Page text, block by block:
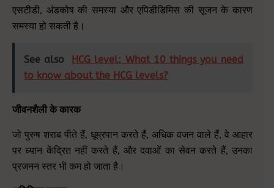
एसटीडी, अंडकोष की समस्या और एपिडीडिमिस की सूजन के कारण
समस्या हो सकती है।
See also
HCG level: What 10 things you need
to know about the HCG levels?
जीवनशैली के कारक
जो पुरुष शराब पीते हैं, धूम्रपान करते हैं, अधिक वजन वाले हैं, वे आहार
पर ध्यान केंद्रित नहीं करते हैं,और दवाओं का सेवन करते हैं,उनका
प्रजनन स्तर भी कम हो जाता है।